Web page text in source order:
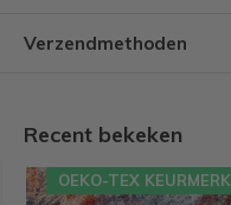
Verzendmethoden
Recent bekeken
OEKO-TEX KEURMERK